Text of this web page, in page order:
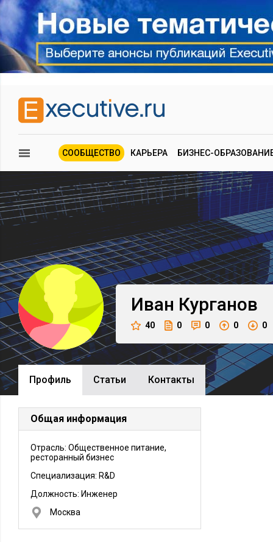
СООБЩЕСТВО КАРЬЕРА БИЗНЕС-
Иван Курганов
40 0 0 0 0
Профиль Cтатьи Контакты
Общая информация
Отрасль: Общественное питание,
ресторанный бизнес
Специализация: R&D
Должность: Инженер
Москва